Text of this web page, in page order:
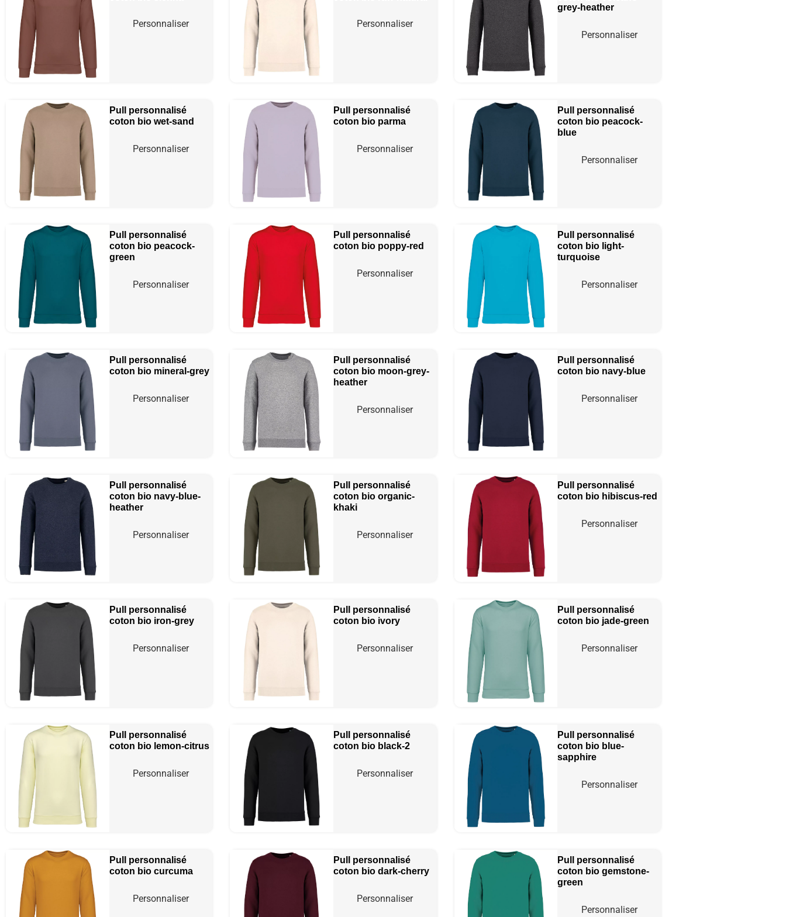
Personnaliser Personnaliser
grey-heather
Personnaliser
Pull personnalisé
coton bio wet-sand
Personnaliser
Pull personnalisé
coton bio parma
Personnaliser
Pull personnalisé
coton bio peacock-
blue
Personnaliser
Pull personnalisé
coton bio peacock-
green
Personnaliser
Pull personnalisé
coton bio poppy-red
Personnaliser
Pull personnalisé
coton bio light-
turquoise
Personnaliser
Pull personnalisé
coton bio mineral-grey
Personnaliser
Pull personnalisé
coton bio moon-grey-
heather
Personnaliser
Pull personnalisé
coton bio navy-blue
Personnaliser
Pull personnalisé
coton bio navy-blue-
heather
Personnaliser
Pull personnalisé
coton bio organic-
khaki
Personnaliser
Pull personnalisé
coton bio hibiscus-red
Personnaliser
Pull personnalisé
coton bio iron-grey
Personnaliser
Pull personnalisé
coton bio ivory
Personnaliser
Pull personnalisé
coton bio jade-green
Personnaliser
Pull personnalisé
coton bio lemon-citrus
Personnaliser
Pull personnalisé
coton bio black-2
Personnaliser
Pull personnalisé
coton bio blue-
sapphire
Personnaliser
Pull personnalisé
coton bio curcuma
Personnaliser
Pull personnalisé
coton bio dark-cherry
Personnaliser
Pull personnalisé
coton biogemstone-
green
Personnaliser